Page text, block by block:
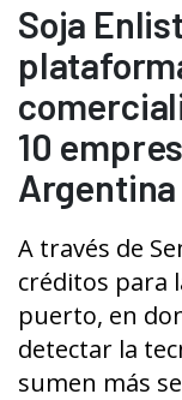
Soja
10
Argentina
A través de
créditos para
puerto, en
detectar la
sumen más